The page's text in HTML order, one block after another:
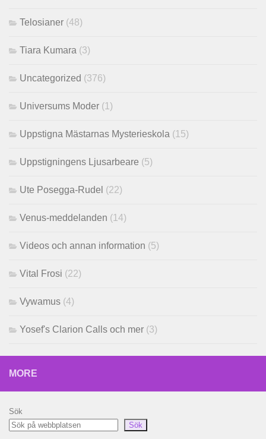
Telosianer (48)
Tiara Kumara (3)
Uncategorized (376)
Universums Moder (1)
Uppstigna Mästarnas Mysterieskola (15)
Uppstigningens Ljusarbeare (5)
Ute Posegga-Rudel (22)
Venus-meddelanden (14)
Videos och annan information (5)
Vital Frosi (22)
Vywamus (4)
Yosef's Clarion Calls och mer (3)
MORE
Sök
Sök